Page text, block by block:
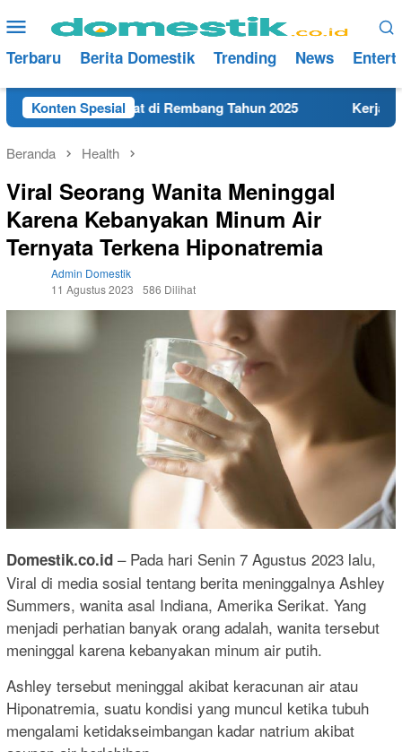
ke
konten
Menu
Mobile
Terbaru Berita Domestik Trending News
Konten Spesial
Terdekat di Rembang Tahun 2025 Kerja Hari Ini
Beranda Health
Viral Seorang Wanita Meninggal
Karena Kebanyakan Minum Air
Ternyata Terkena Hiponatremia
Admin Domestik
11 Agustus 2023
586 Dilihat
Domestik.co.id – Pada hari Senin 7 Agustus 2023 lalu,
Viral di media sosial tentang berita meninggalnya Ashley
Summers, wanita asal Indiana, Amerika Serikat. Yang
menjadi perhatian banyak orang adalah, wanita tersebut
meninggal karena kebanyakan minum air putih.
Ashley tersebut meninggal akibat keracunan air atau
Hiponatremia, suatu kondisi yang muncul ketika tubuh
mengalami ketidakseimbangan kadar natrium akibat